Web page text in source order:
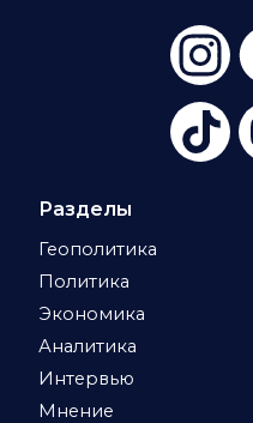
Разделы
Геополитика
Политика
Экономика
Аналитика
Интервью
Мнение